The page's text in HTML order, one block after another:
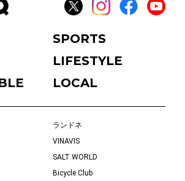
SPORTS
LIFESTYLE
LOCAL
ランドネ
VINAVIS
SALT WORLD
Bicycle Club